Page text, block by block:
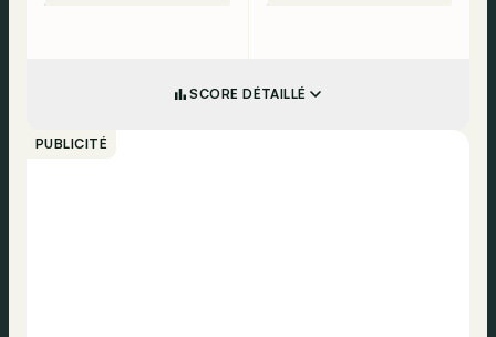
SCORE DÉTAILLÉ
PUBLICITÉ